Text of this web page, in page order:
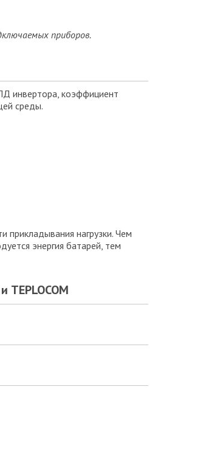
приборов.
инвертора, коэффициент
среды.
прикладывания нагрузки. Чем
энергия батарей, тем